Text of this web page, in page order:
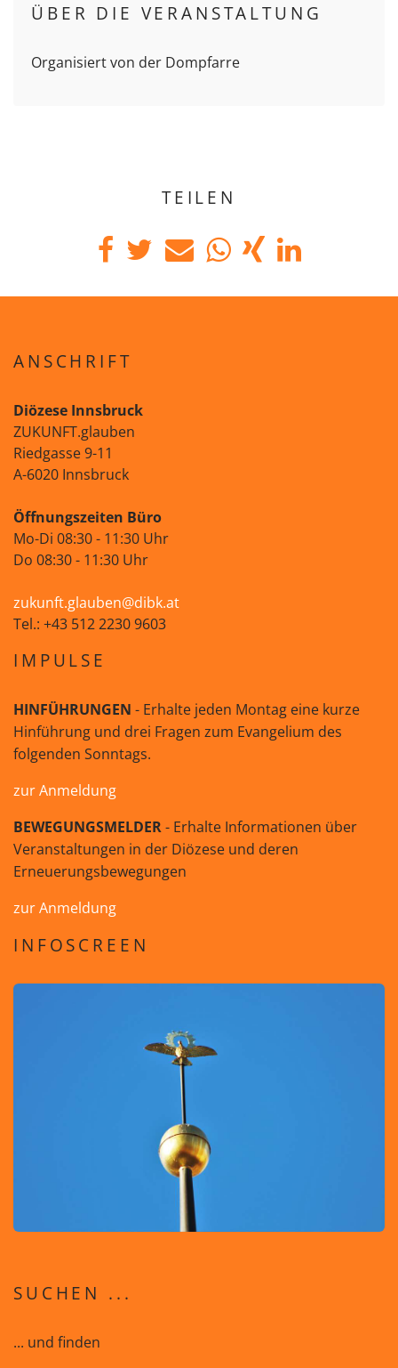
ÜBER DIE VERANSTALTUNG
Organisiert von der Dompfarre
TEILEN
ANSCHRIFT
Diözese Innsbruck
ZUKUNFT.glauben
Riedgasse 9-11
A-6020 Innsbruck
Öffnungszeiten Büro
Mo-Di 08:30 - 11:30 Uhr
Do 08:30 - 11:30 Uhr
zukunft.glauben@dibk.at
Tel.: +43 512 2230 9603
IMPULSE
HINFÜHRUNGEN - Erhalte jeden Montag eine kurze
Hinführung und drei Fragen zum Evangelium des
folgenden Sonntags.
zur Anmeldung
BEWEGUNGSMELDER- Erhalte Informationen über
Veranstaltungen in der Diözese und deren
Erneuerungsbewegungen
zur Anmeldung
INFOSCREEN
SUCHEN ...
... und finden